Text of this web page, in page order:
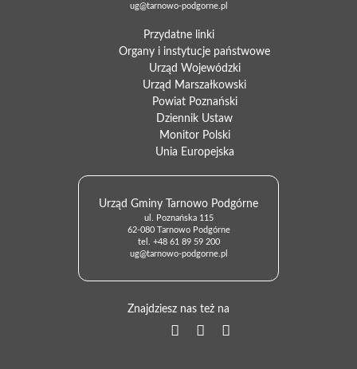
ug@tarnowo-podgorne.pl
Przydatne linki
Organy i instytucje państwowe
Urząd Wojewódzki
Urząd Marszałkowski
Powiat Poznański
Dziennik Ustaw
Monitor Polski
Unia Europejska
Urząd Gminy Tarnowo Podgórne
ul. Poznańska 115
62-080 Tarnowo Podgórne
tel. +48 61 89 59 200
ug@tarnowo-podgorne.pl
Znajdziesz nas też na